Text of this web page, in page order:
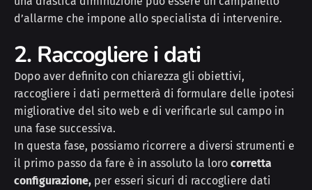
d’allarme che impone allo specialista di intervenire.
2. Raccogliere i dati
Dopo aver definito con chiarezza gli obiettivi,
raccogliere i dati permetterà di formulare delle ipotesi
migliorative del sito web e di verificarle sul campo in
una fase successiva.
In questa fase, possiamo ricorrere a diversi strumenti e
il primo passo da fare è in assoluto la loro corretta
configurazione, per esseri sicuri di raccogliere dati